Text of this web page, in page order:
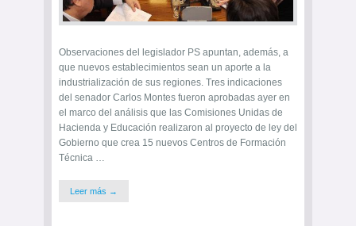
Observaciones del legislador PS apuntan, además, a
que nuevos establecimientos sean un aporte a la
industrialización de sus regiones. Tres indicaciones
del senador Carlos Montes fueron aprobadas ayer en
el marco del análisis que las Comisiones Unidas de
Hacienda y Educación realizaron al proyecto de ley del
Gobierno que crea 15 nuevos Centros de Formación
Técnica …
Leer más →